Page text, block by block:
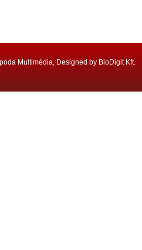
Multimédia, Designed by BioDigit Kft.